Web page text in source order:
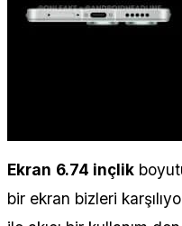
Ekran 6.74 inçlik
bir ekran bizleri